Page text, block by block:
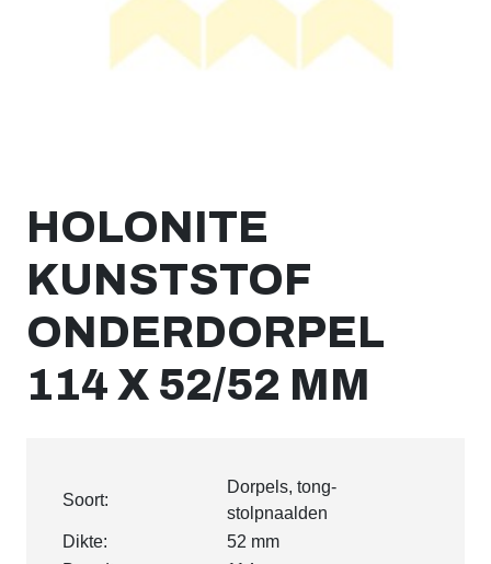
HOLONITE
KUNSTSTOF
ONDERDORPEL
114 X 52/52 MM
Soort:
Dorpels, tong-
stolpnaalden
Dikte:
52 mm